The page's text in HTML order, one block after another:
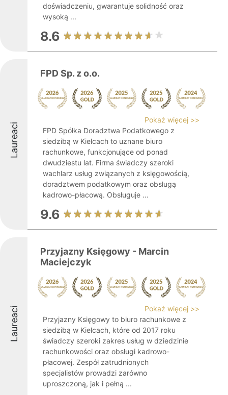
doświadczeniu, gwarantuje solidność oraz
wysoką ...
8.6
Laureaci
FPD Sp. z o.o.
Pokaż więcej >>
FPD Spółka Doradztwa Podatkowego z
siedzibą w Kielcach to uznane biuro
rachunkowe, funkcjonujące od ponad
dwudziestu lat. Firma świadczy szeroki
wachlarz usług związanych z księgowością,
doradztwem podatkowym oraz obsługą
kadrowo-płacową. Obsługuje ...
9.6
Laureaci
Przyjazny Księgowy - Marcin
Maciejczyk
Pokaż więcej >>
Przyjazny Księgowy to biuro rachunkowe z
siedzibą w Kielcach, które od 2017 roku
świadczy szeroki zakres usług w dziedzinie
rachunkowości oraz obsługi kadrowo-
płacowej. Zespół zatrudnionych
specjalistów prowadzi zarówno
uproszczoną, jak i pełną ...